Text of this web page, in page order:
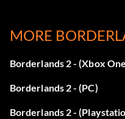
Objectif : Moxxi basculé
MORE
Borderlands 2 - (Xbox
Borderlands 2 - (PC)
Borderlands 2 -